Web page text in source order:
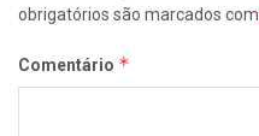
obrigatórios são marcados com
Comentário *